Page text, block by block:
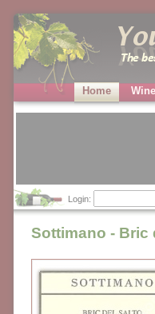
Home
Login:
Sottimano - Bric